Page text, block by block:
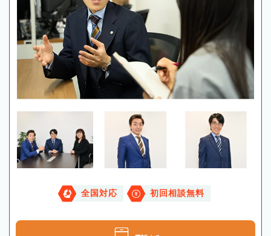
全国対応 初回相談無料